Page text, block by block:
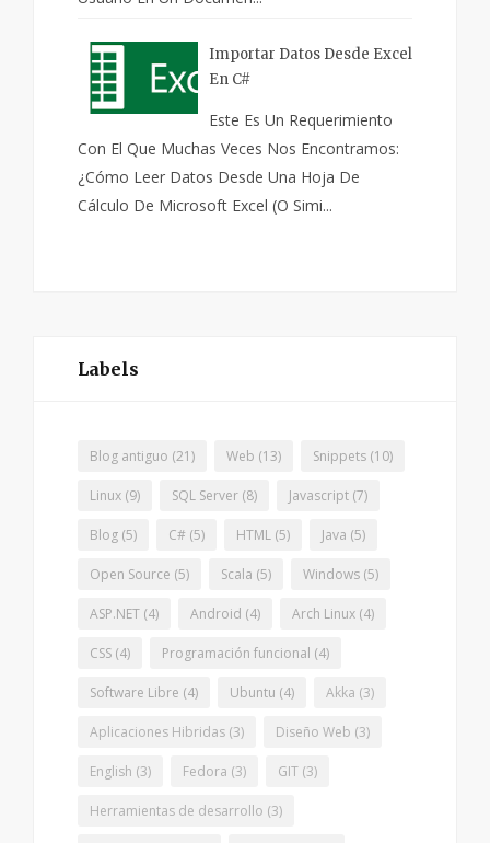
Importar Datos Desde Excel
En C#
Este Es Un Requerimiento
Con El Que Muchas Veces Nos Encontramos:
¿Cómo Leer Datos Desde Una Hoja De
Cálculo De Microsoft Excel (o Simi...
Labels
Blog antiguo (21) Web (13) Snippets (10)
Linux (9) SQL Server (8) Javascript (7)
Blog (5) C# (5) HTML (5) Java (5)
Open Source (5) Scala (5) Windows (5)
ASP.NET (4) Android (4) Arch Linux (4)
CSS (4) Programación funcional (4)
Software Libre (4) Ubuntu (4) Akka (3)
Aplicaciones Hibridas (3) Diseño Web (3)
English (3) Fedora (3) GIT (3)
Herramientas de desarrollo (3)